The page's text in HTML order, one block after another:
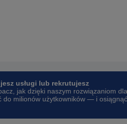
usługi lub rekrutujesz
jak dzięki naszym rozwiązaniom dla
do milionów użytkowników — i osiągnąć